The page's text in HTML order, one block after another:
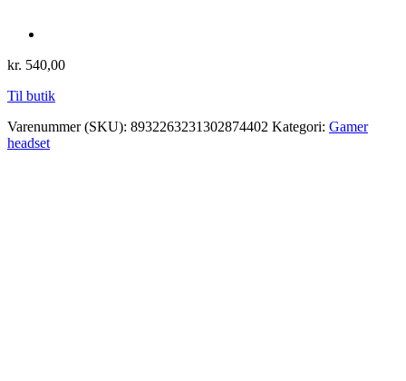
kr. 540,00
Til butik
Varenummer (SKU): 8932263231302874402 Kategori: Gamer
headset